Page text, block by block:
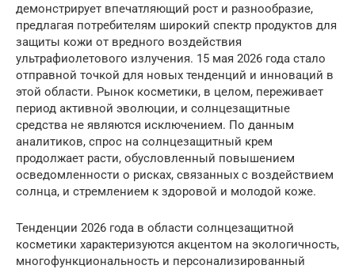
демонстрирует впечатляющий рост и разнообразие,
предлагая потребителям широкий спектр продуктов для
защиты кожи от вредного воздействия
ультрафиолетового излучения. 15 мая 2026 года стало
отправной точкой для новых тенденций и инноваций в
этой области. Рынок косметики, в целом, переживает
период активной эволюции, и солнцезащитные
средства не являются исключением. По данным
аналитиков, спрос на солнцезащитный крем
продолжает расти, обусловленный повышением
осведомленности о рисках, связанных с воздействием
солнца, и стремлением к здоровой и молодой коже.
Тенденции 2026 года в области солнцезащитной
косметики характеризуются акцентом на экологичность,
многофункциональность и персонализированный